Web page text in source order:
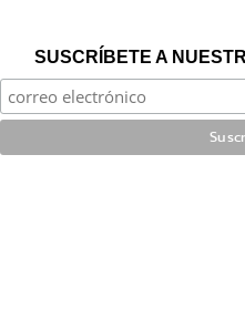
SUSCRÍBETE A